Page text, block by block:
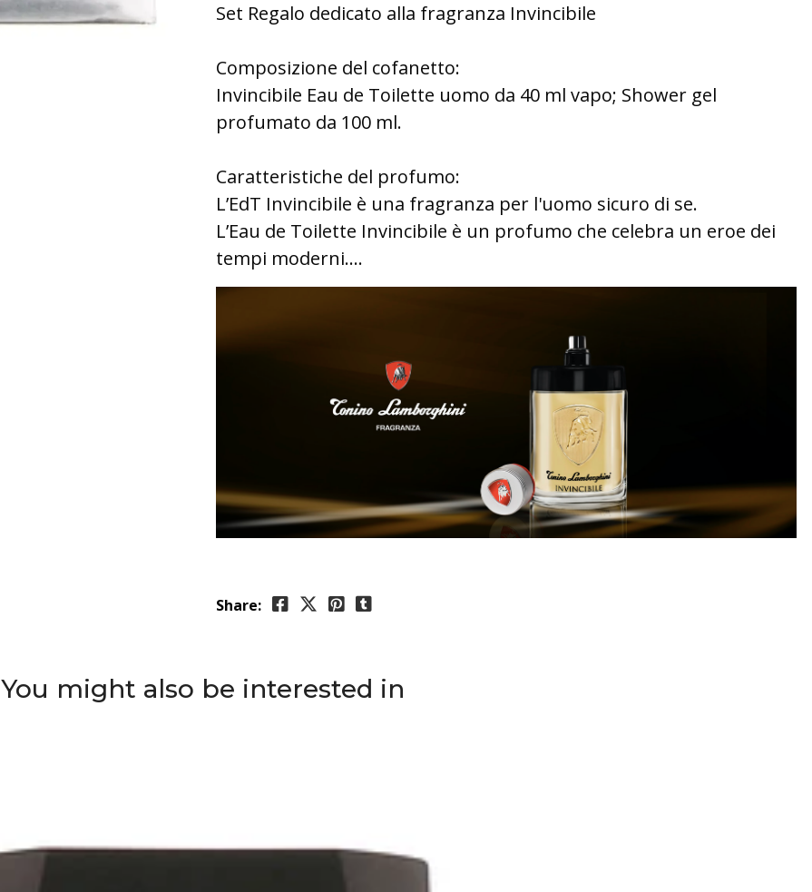
Set Regalo dedicato alla fragranza Invincibile
Composizione del cofanetto:
Invincibile Eau de Toilette uomo da 40 ml vapo; Shower gel
profumato da 100 ml.
Caratteristiche del profumo:
L’EdT Invincibile è una fragranza per l'uomo sicuro di se.
L’Eau de Toilette Invincibile è un profumo che celebra un eroe dei
tempi moderni....
Share:
You might also be interested in